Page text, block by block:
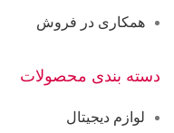
همکاری در فروش
دسته بندی محصولات
لوازم دیجیتال